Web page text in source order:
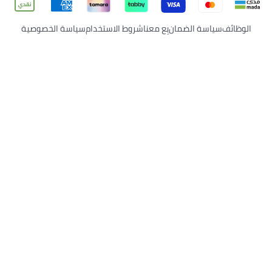
الوظائفسياسة الضمانبِع معناشروط الاستخدامسياسة الخصوصية